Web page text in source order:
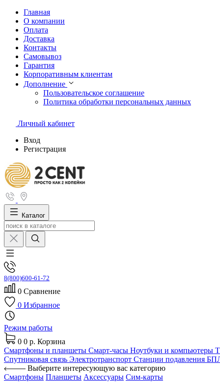
Главная
О компании
Оплата
Доставка
Контакты
Самовывоз
Гарантия
Корпоративным клиентам
Дополнение
Пользовательское соглашение
Политика обработки персональных данных
Личный кабинет
Вход
Регистрация
Каталог
8(800)600-61-72
0 Сравнение
0 Избранное
Режим работы
0 0 р. Корзина
Смартфоны и планшеты Смарт-часы Ноутбуки и компьютеры
Спутниковая связь Электротранспорт Станции подавления
Выберите интересующую вас категорию
Смартфоны Планшеты Аксессуары Сим-карты